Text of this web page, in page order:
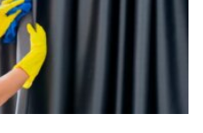
of water consumption on
science/article/abs/pii/
mayo 27).
health.